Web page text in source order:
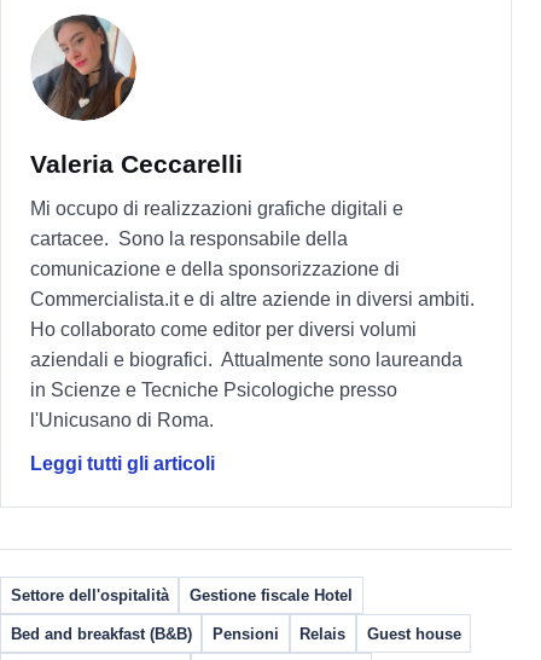
Valeria Ceccarelli
Mi occupo di realizzazioni grafiche digitali e
cartacee. Sono la responsabile della
comunicazione e della sponsorizzazione di
Commercialista.it e di altre aziende in diversi ambiti.
Ho collaborato come editor per diversi volumi
aziendali e biografici. Attualmente sono laureanda
in Scienze e Tecniche Psicologiche presso
l'Unicusano di Roma.
Leggi tutti gli articoli
Settore dell'ospitalità Gestione fiscale Hotel
Bed and breakfast (B&B) Pensioni Relais Guest house